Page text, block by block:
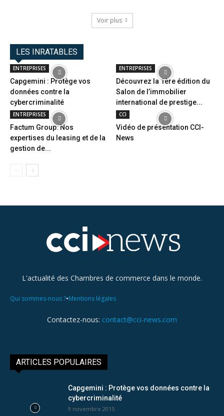
Voir plus
LES INRATABLES
ENTREPRISES
Capgemini : Protège vos
données contre la
cybercriminalité
ENTREPRISES
Découvrez la 1ère édition du
Salon de l’immobilier
international de prestige...
ENTREPRISES
Factum Group: Nos
expertises du leasing et de la
gestion de...
CCI
Vidéo de présentation CCI-
News
L'actualité des Chambres de commerce dans le monde.
Qui sommes-nous ?•Mentions légales
Contactez-nous: contact@cci-news.com
ARTICLES POPULAIRES
Capgemini : Protège vos données contre la
cybercriminalité
9 novembre 2015